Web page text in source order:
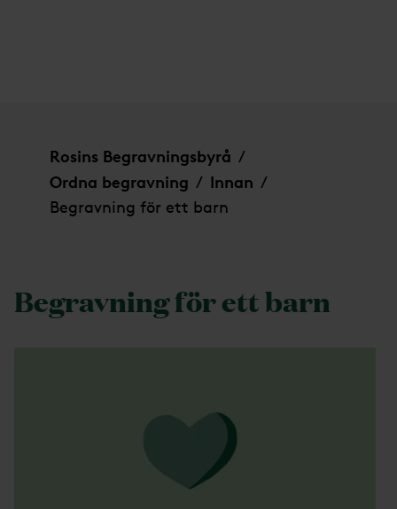
Rosins Begravningsbyrå /
Ordna begravning / Innan /
Begravning för ett barn
Begravning för ett barn